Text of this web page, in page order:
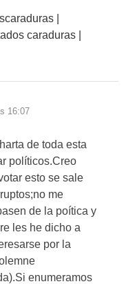
|
caraduras |
16:07
de toda esta
políticos.Creo
esto se sale
me
de la poítica y
les he dicho a
por la
enumeramos